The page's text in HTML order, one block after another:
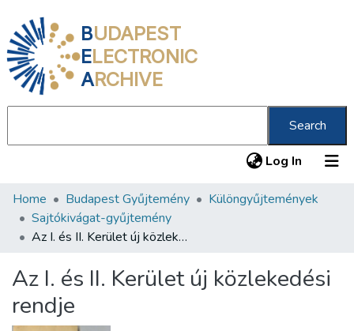
BUDAPEST
ELECTRONIC
ARCHIVE
Search
Log In (current)
Communities & Collections
All of DSpace
About us
Home Budapest Gyűjtemény
Különgyűjtemények
Sajtókivágat-gyűjtemény
Az I. és II. Kerület új közlekedési rendje
Az I. és II. Kerület új közlekedési
rendje